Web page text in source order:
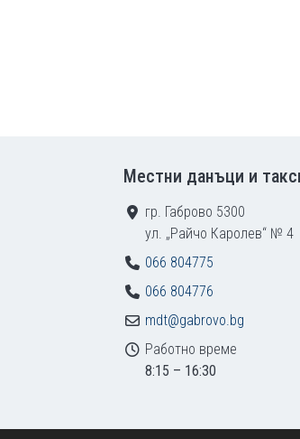
Местни данъци и
гр. Габрово 5300
ул. „Райчо Каролев“ № 4
066 804775
066 804776
mdt@gabrovo.bg
Работно време
8:15 – 16:30